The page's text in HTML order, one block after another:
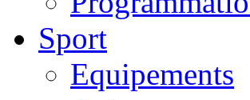
Sport
Equipements